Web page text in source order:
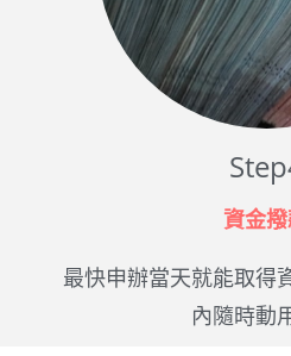
資金
最快申辦當天就能取得
內隨時動